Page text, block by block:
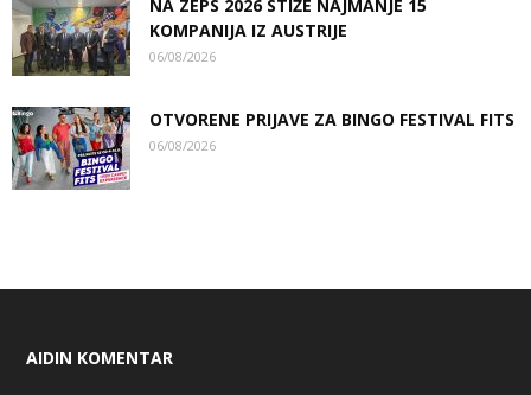
NA ZEPS 2026 STIŽE NAJMANJE 15
KOMPANIJA IZ AUSTRIJE
06/08/2026
OTVORENE PRIJAVE ZA BINGO FESTIVAL FITS
06/08/2026
AIDIN KOMENTAR